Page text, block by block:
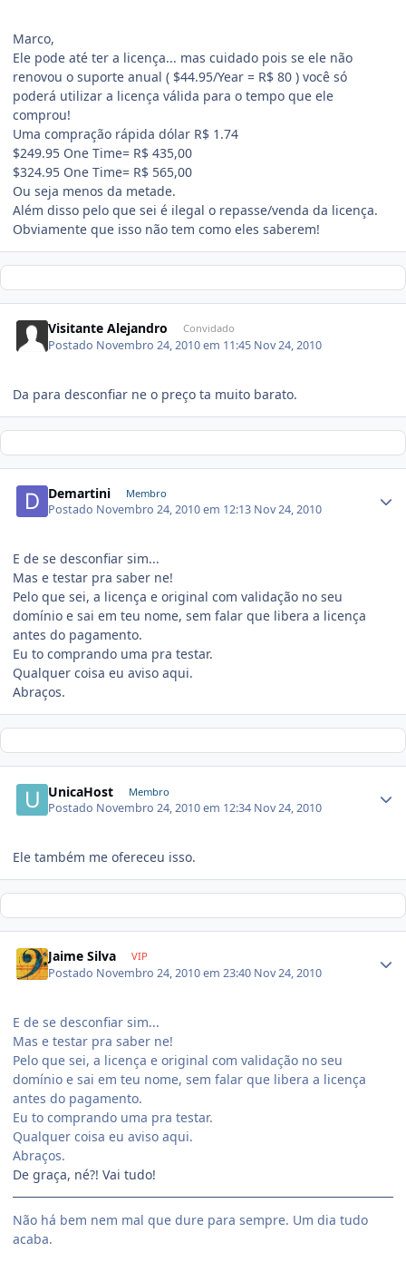
Marco,
Ele pode até ter a licença... mas cuidado pois se ele não
renovou o suporte anual ( $44.95/Year = R$ 80 ) você só
poderá utilizar a licença válida para o tempo que ele
comprou!
Uma compração rápida dólar R$ 1.74
$249.95 One Time= R$ 435,00
$324.95 One Time= R$ 565,00
Ou seja menos da metade.
Além disso pelo que sei é ilegal o repasse/venda da licença.
Obviamente que isso não tem como eles saberem!
Visitante Alejandro Convidado
Postado Novembro 24, 2010 em 11:45 Nov 24, 2010
Da para desconfiar ne o preço ta muito barato.
Demartini Membro
Postado Novembro 24, 2010 em 12:13 Nov 24, 2010
E de se desconfiar sim...
Mas e testar pra saber ne!
Pelo que sei, a licença e original com validação no seu
domínio e sai em teu nome, sem falar que libera a licença
antes do pagamento.
Eu to comprando uma pra testar.
Qualquer coisa eu aviso aqui.
Abraços.
UnicaHost Membro
Postado Novembro 24, 2010 em 12:34 Nov 24, 2010
Ele também me ofereceu isso.
Jaime Silva VIP
Postado Novembro 24, 2010 em 23:40 Nov 24, 2010
E de se desconfiar sim...
Mas e testar pra saber ne!
Pelo que sei, a licença e original com validação no seu
domínio e sai em teu nome, sem falar que libera a licença
antes do pagamento.
Eu to comprando uma pra testar.
Qualquer coisa eu aviso aqui.
Abraços.
De graça, né?! Vai tudo!
Não há bem nem mal que dure para sempre. Um dia tudo
acaba.